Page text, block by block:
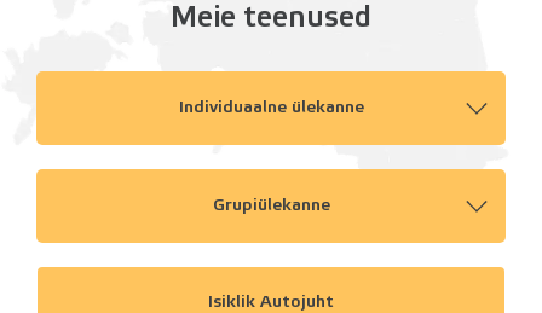
Meie teenused
Individuaalne ülekanne
Grupiülekanne
Isiklik Autojuht